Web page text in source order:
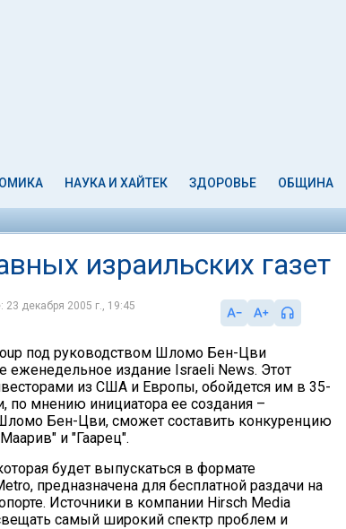
НАУКА И ХАЙТЕК ЗДОРОВЬЕ ОБЩИНА
израильских газет
декабря 2005 г., 19:45
под руководством Шломо Бен-Цви
еженедельное издание Israeli News. Этот
из США и Европы, обойдется им в 35-
по мнению инициатора ее создания –
Бен-Цви, сможет составить конкуренцию
и "Гаарец".
будет выпускаться в формате
предназначена для бесплатной раздачи на
Источники в компании Hirsch Media
самый широкий спектр проблем и